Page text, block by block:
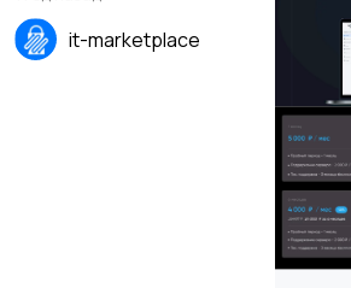
it-marketplace